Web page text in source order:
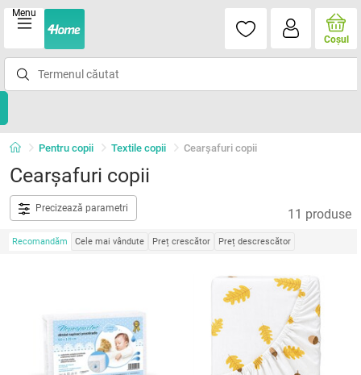
Menu
Coşul
Pentru copii Textile copii Cearşafuri copii
Cearşafuri copii
Precizează parametri 11 produse
Recomandăm Cele mai vândute Preț crescător Preț descrescător